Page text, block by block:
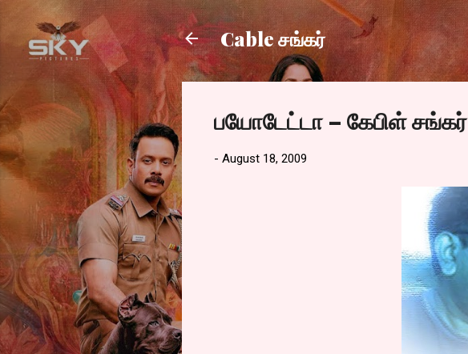
Cable சங்கர்
பயோடேட்டா – கேபிள் சங்கர்
- August 18, 2009